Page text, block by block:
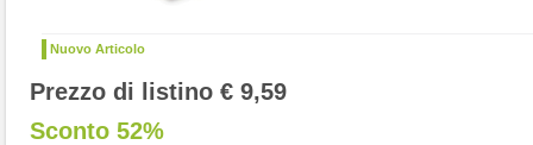
Nuovo Articolo
Prezzo di listino € 9,59
Sconto 52%